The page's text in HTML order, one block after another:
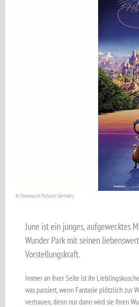
© Paramount Pictures Germany
June ist ein junges, aufgewecktes
Wunder Park mit seinen
Vorstellungskraft.
Immer an ihrer Seite ist ihr
was passiert, wenn Fantasie plötzlich zur
vertrauen, denn nur dann wird sie ihren